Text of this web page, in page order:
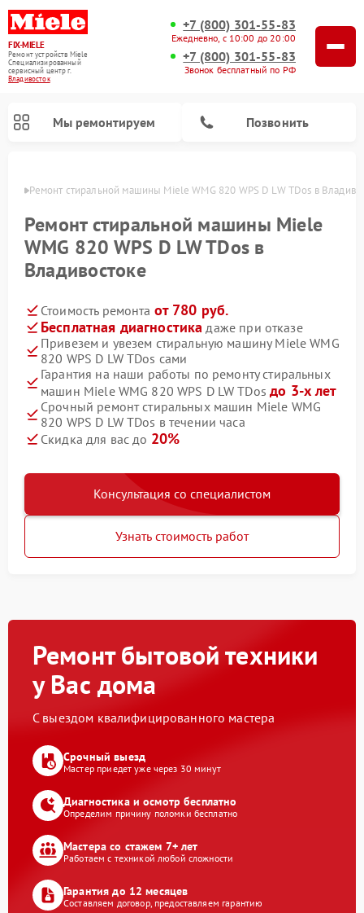
FIX-MIELE
Ремонт устройств Miele
Специализированный
cервисный центр г.
Владивосток
+7 (800) 301-55-83
Ежедневно, с 10:00 до 20:00
+7 (800) 301-55-83
Звонок бесплатный по РФ
Мы ремонтируем Позвонить
Ремонт стиральной машины Miele WMG 820 WPS D LW TDos в
Ремонт стиральной машины Miele
WMG 820 WPS D LW TDos в
Владивостоке
Стоимость ремонта от 780 руб.
Бесплатная диагностика даже при отказе
Привезем и увезем стиральную машину Miele WMG
820 WPS D LW TDos сами
Гарантия на наши работы по ремонту стиральных
машин Miele WMG 820 WPS D LW TDosдо 3-х лет
Срочный ремонт стиральных машин Miele WMG
820 WPS D LW TDos в течении часа
Скидка для вас до 20%
Консультация со специалистом
Узнать стоимость работ
Ремонт бытовой техники
у Вас дома
С выездом квалифицированного мастера
Срочный выезд
Мастер приедет уже через 30 минут
Диагностика и осмотр бесплатно
Определим причину поломки бесплатно
Мастера со стажем 7+ лет
Работаем с техникой любой сложности
Гарантия до 12 месяцев
Составляем договор, предоставляем гарантию